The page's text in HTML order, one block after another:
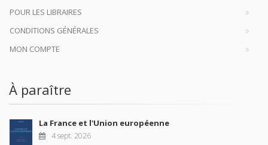
POUR LES LIBRAIRES
CONDITIONS GÉNÉRALES
MON COMPTE
À paraître
La France et l'Union européenne
4 sept. 2026